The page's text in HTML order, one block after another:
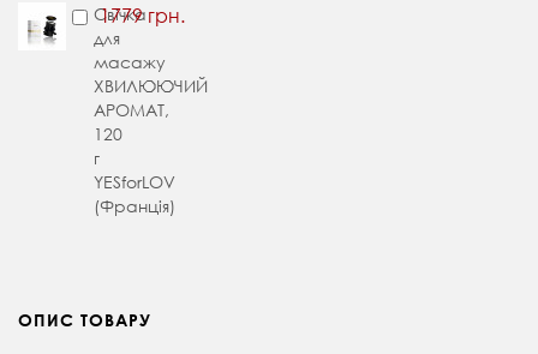
Свічка
для
масажу
ХВИЛЮЮЧИЙ
АРОМАТ,
120
г
YESforLOV
(Франція)
1779 грн.
ОПИС ТОВАРУ